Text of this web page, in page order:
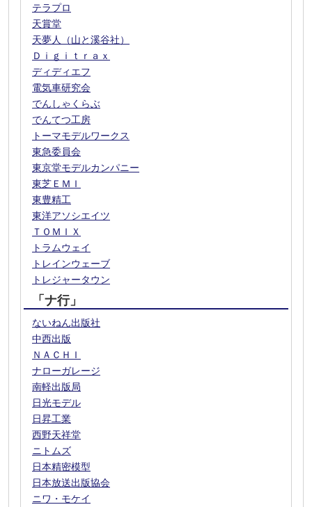
テラプロ
天賞堂
天夢人（山と溪谷社）
Ｄｉｇｉｔｒａｘ
ディディエフ
電気車研究会
でんしゃくらぶ
でんてつ工房
トーマモデルワークス
東急委員会
東京堂モデルカンパニー
東芝ＥＭＩ
東豊精工
東洋アソシエイツ
ＴＯＭＩＸ
トラムウェイ
トレインウェーブ
トレジャータウン
「ナ行」
ないねん出版社
中西出版
ＮＡＣＨＩ
ナローガレージ
南軽出版局
日光モデル
日昇工業
西野天祥堂
ニトムズ
日本精密模型
日本放送出版協会
ニワ・モケイ